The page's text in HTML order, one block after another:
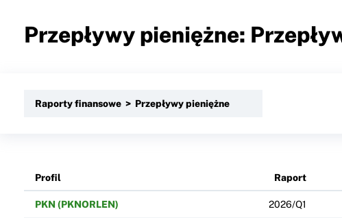
Przepływy pieniężne:
Raporty finansowe > Przepływy pieniężne
Profil Raport
PKN (PKNORLEN) 2026/Q1